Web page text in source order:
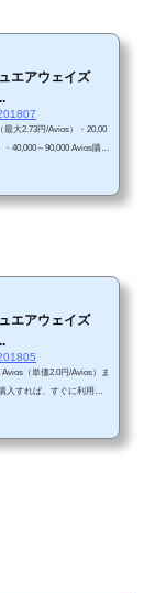
エアウェイズ
大2.73円/Avios）・20,00
40,000～90,000 Avios購入
かる可能性あり）。・Avio
券がおすすめ。今からAv
エアウェイズ
（単価2.0円/Avios）ま
入すれば、すぐに利用可
ることができます。 Avios